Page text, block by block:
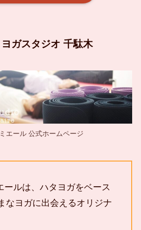
ガスタジオ 千駄木
エール 公式ホームページ
ルは、ハタヨガをベース
なヨガに出会えるオリジナ